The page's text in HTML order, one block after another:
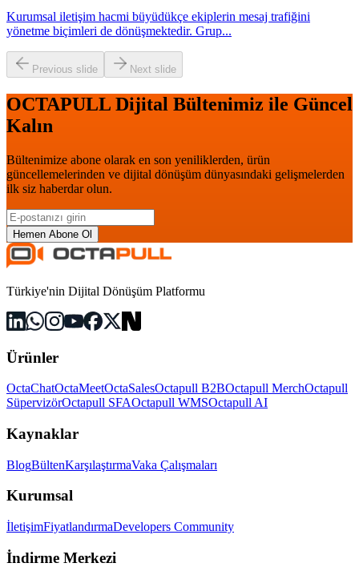
Kurumsal iletişim hacmi büyüdükçe ekiplerin mesaj trafiğini
yönetme biçimleri de dönüşmektedir. Grup...
Previous slide Next slide
OCTAPULL Dijital Bültenimiz ile Güncel
Kalın
Bültenimize abone olarak en son yeniliklerden, ürün
güncellemelerinden ve dijital dönüşüm dünyasındaki gelişmelerden
ilk siz haberdar olun.
Hemen Abone Ol
Türkiye'nin Dijital Dönüşüm Platformu
Ürünler
OctaChatOctaMeetOctaSalesOctapull B2BOctapull MerchOctapull
SüpervizörOctapull SFAOctapull WMSOctapull AI
Kaynaklar
BlogBültenKarşılaştırmaVaka Çalışmaları
Kurumsal
İletişimFiyatlandırmaDevelopers Community
İndirme Merkezi